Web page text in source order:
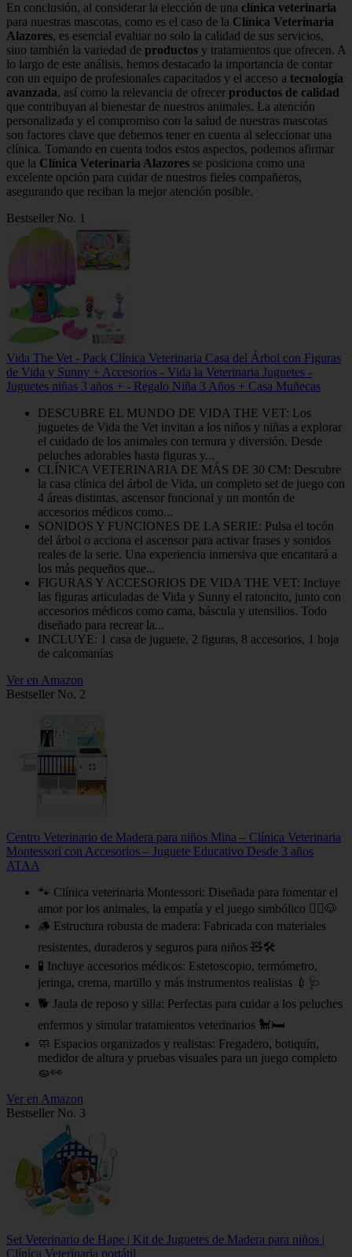
En conclusión, al considerar la elección de una clínica veterinaria
para nuestras mascotas, como es el caso de la Clínica Veterinaria
Alazores, es esencial evaluar no solo la calidad de sus servicios,
sino también la variedad de productos y tratamientos que ofrecen. A
lo largo de este análisis, hemos destacado la importancia de contar
con un equipo de profesionales capacitados y el acceso a tecnología
avanzada, así como la relevancia de ofrecer productos de calidad
que contribuyan al bienestar de nuestros animales. La atención
personalizada y el compromiso con la salud de nuestras mascotas
son factores clave que debemos tener en cuenta al seleccionar una
clínica. Tomando en cuenta todos estos aspectos, podemos afirmar
que la Clínica Veterinaria Alazores se posiciona como una
excelente opción para cuidar de nuestros fieles compañeros,
asegurando que reciban la mejor atención posible.
Bestseller No. 1
Vida The Vet - Pack Clínica Veterinaria Casa del Árbol con Figuras
de Vida y Sunny + Accesorios - Vida la Veterinaria Juguetes -
Juguetes niñas 3 años + - Regalo Niña 3 Años + Casa Muñecas
DESCUBRE EL MUNDO DE VIDA THE VET: Los
juguetes de Vida the Vet invitan a los niños y niñas a explorar
el cuidado de los animales con ternura y diversión. Desde
peluches adorables hasta figuras y...
CLÍNICA VETERINARIA DE MÁS DE 30 CM: Descubre
la casa clínica del árbol de Vida, un completo set de juego con
4 áreas distintas, ascensor funcional y un montón de
accesorios médicos como...
SONIDOS Y FUNCIONES DE LA SERIE: Pulsa el tocón
del árbol o acciona el ascensor para activar frases y sonidos
reales de la serie. Una experiencia inmersiva que encantará a
los más pequeños que...
FIGURAS Y ACCESORIOS DE VIDA THE VET: Incluye
las figuras articuladas de Vida y Sunny el ratoncito, junto con
accesorios médicos como cama, báscula y utensilios. Todo
diseñado para recrear la...
INCLUYE: 1 casa de juguete, 2 figuras, 8 accesorios, 1 hoja
de calcomanías
Ver en Amazon
Bestseller No. 2
Centro Veterinario de Madera para niños Mina – Clínica Veterinaria
Montessori con Accesorios – Juguete Educativo Desde 3 años
ATAA
🐾 Clínica veterinaria Montessori: Diseñada para fomentar el
amor por los animales, la empatía y el juego simbólico 👩‍⚕️🐶
🪵 Estructura robusta de madera: Fabricada con materiales
resistentes, duraderos y seguros para niños 🧸🛠
🧪 Incluye accesorios médicos: Estetoscopio, termómetro,
jeringa, crema, martillo y más instrumentos realistas 💉🩺
🐕 Jaula de reposo y silla: Perfectas para cuidar a los peluches
enfermos y simular tratamientos veterinarios 🐩🛏
🧼 Espacios organizados y realistas: Fregadero, botiquín,
medidor de altura y pruebas visuales para un juego completo
🧽👀
Ver en Amazon
Bestseller No. 3
Set Veterinario de Hape | Kit de Juguetes de Madera para niños |
Clínica Veterinaria portátil